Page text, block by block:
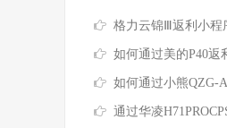
格力云锦Ⅲ返利小程
如何通过美的P40返
如何通过小熊QZG-
通过华凌H71PROCPS推